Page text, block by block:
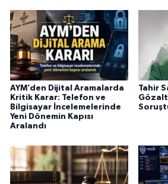
AYM’den Dijital Aramalarda
Kritik Karar: Telefon ve
Bilgisayar İncelemelerinde
Yeni Dönemin Kapısı
Aralandı
Tahir